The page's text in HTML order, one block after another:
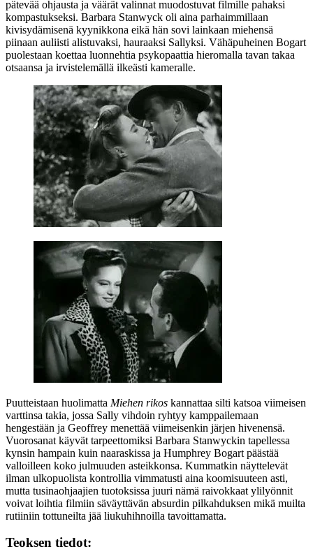
pätevää ohjausta ja väärät valinnat muodostuvat filmille pahaksi
kompastukseksi. Barbara Stanwyck oli aina parhaimmillaan
kivisydämisenä kyynikkona eikä hän sovi lainkaan miehensä
piinaan auliisti alistuvaksi, hauraaksi Sallyksi. Vähäpuheinen Bogart
puolestaan koettaa luonnehtia psykopaattia hieromalla tavan takaa
otsaansa ja irvistelemällä ilkeästi kameralle.
Puutteistaan huolimatta Miehen rikos kannattaa silti katsoa viimeisen
varttinsa takia, jossa Sally vihdoin ryhtyy kamppailemaan
hengestään ja Geoffrey menettää viimeisenkin järjen hivenensä.
Vuorosanat käyvät tarpeettomiksi Barbara Stanwyckin tapellessa
kynsin hampain kuin naaraskissa ja Humphrey Bogart päästää
valloilleen koko julmuuden asteikkonsa. Kummatkin näyttelevät
ilman ulkopuolista kontrollia vimmatusti aina koomisuuteen asti,
mutta tusinaohjaajien tuotoksissa juuri nämä raivokkaat ylilyönnit
voivat loihtia filmiin säväyttävän absurdin pilkahduksen mikä muilta
rutiiniin tottuneilta jää liukuhihnoilla tavoittamatta.
Teoksen tiedot: